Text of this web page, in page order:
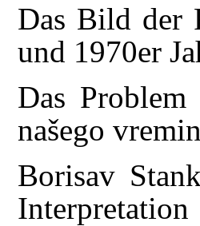
Das Bild der
und 1970er
Das
našego
Borisav
Interpretation